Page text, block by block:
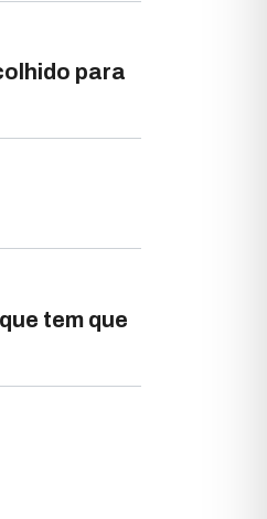
para
tem que